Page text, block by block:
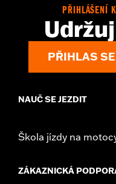
Installation
Position On Bike: Front
Side of Bike:Left or Right
Sold In Units:Each
In the Box:
PŘIHLÁŠENÍ
PŘIHLAS
NAUČ SE JEZDIT
Škola jízdy na
ZÁKAZNICKÁ